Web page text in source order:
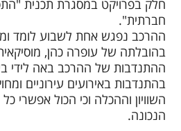
חלק בפרויקט במסגרת תכנית
חברתית".
ההרכב נפגש אחת לשבוע לומד
בהובלתה של עופרה כהן,
ההתנדבות של ההרכב באה לידי
בהתנדבות באירועים עירוניים
השוויון וההכלה וכי הכול אפשרי
הנכונה.